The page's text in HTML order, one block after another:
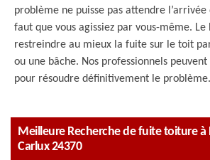
problème ne puisse pas attendre l’arrivée
faut que vous agissiez par vous-même. Le
restreindre au mieux la fuite sur le toit
ou une bâche. Nos professionnels
pour résoudre définitivement le problème.
Meilleure Recherche de fuite toiture à
Carlux 24370